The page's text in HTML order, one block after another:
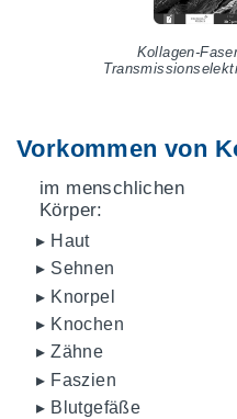
Kollagen-
Vorkommen von
im menschlichen
Körper:
▸ Haut
▸ Sehnen
▸ Knorpel
▸ Knochen
▸ Zähne
▸ Faszien
▸ Blutgefäße